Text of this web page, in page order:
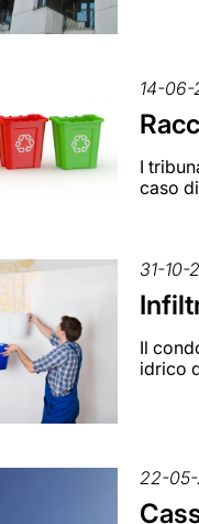
14-06-
I
caso
31-10-
Il
idrico
22-05-